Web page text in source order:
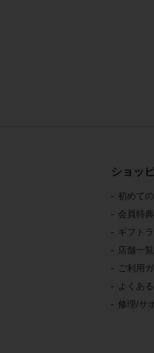
ショッ
初めて
会員特典
ギフト
店舗一覧
ご利用
よくあ
修理/サ